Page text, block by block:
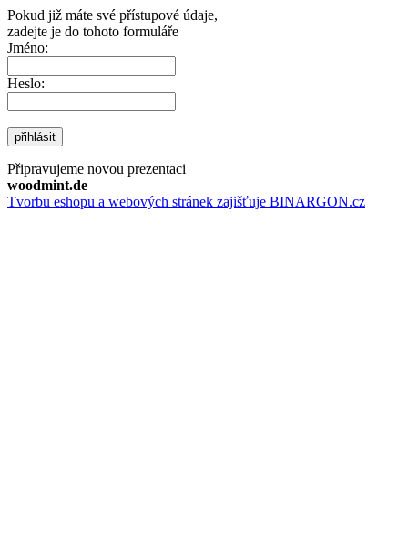
Pokud již máte své přístupové údaje,
zadejte je do tohoto formuláře
Jméno:
Heslo:
přihlásit
Připravujeme novou prezentaci
woodmint.de
Tvorbu eshopu a webových stránek zajišťuje BINARGON.cz